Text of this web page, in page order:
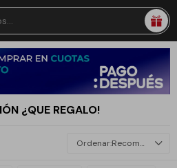
¿QUE REGALO!
Recomendados